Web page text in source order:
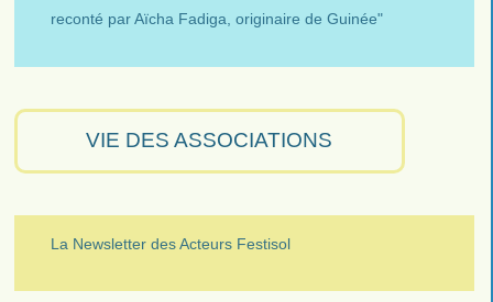
reconté par Aïcha Fadiga, originaire de Guinée"
VIE DES ASSOCIATIONS
La Newsletter des Acteurs Festisol